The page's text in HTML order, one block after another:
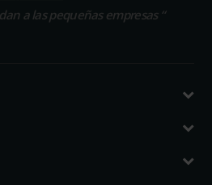
a las pequeñas empresas “